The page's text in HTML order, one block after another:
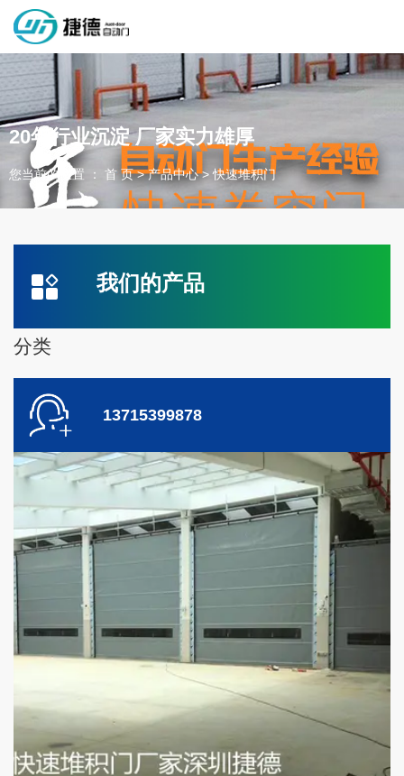
深圳市捷德自动门有限公司，专业从事自动门工业门类产品的生产
制作销售和安装的企业，欢迎咨询！
为客户量身定制独属于您的工业门 快速门
一件起订、源头厂家、精准交货
137 1539 9878
20年行业沉淀 厂家实力雄厚
您当前的位置 ： 首 页>产品中心 >快速堆积门
我们的产品
分类
13715399878